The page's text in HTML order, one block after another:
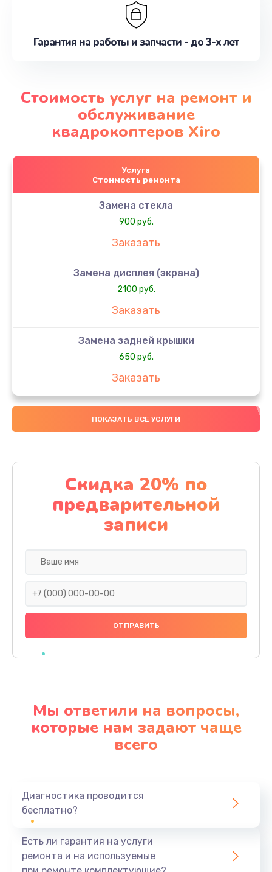
Гарантия на работы и запчасти - до 3-х лет
Стоимость услуг на ремонт и
обслуживание
квадрокоптеров Xiro
Услуга
Стоимость ремонта
Замена стекла
900 руб.
Заказать
Замена дисплея (экрана)
2100 руб.
Заказать
Замена задней крышки
650 руб.
Заказать
Замена аккумулятора
4000 руб.
Замена материнской платы
1100 руб.
Заказать
Замена праймера
1000 руб.
Заказать
Профилактическая чистка
Заказать
ПОКАЗАТЬ ВСЕ УСЛУГИ
Скидка 20% по
предварительной
записи
Мы ответили на вопросы,
которые нам задают чаще
всего
Диагностика проводится
бесплатно?
Есть ли гарантия на услуги
ремонта и на используемые